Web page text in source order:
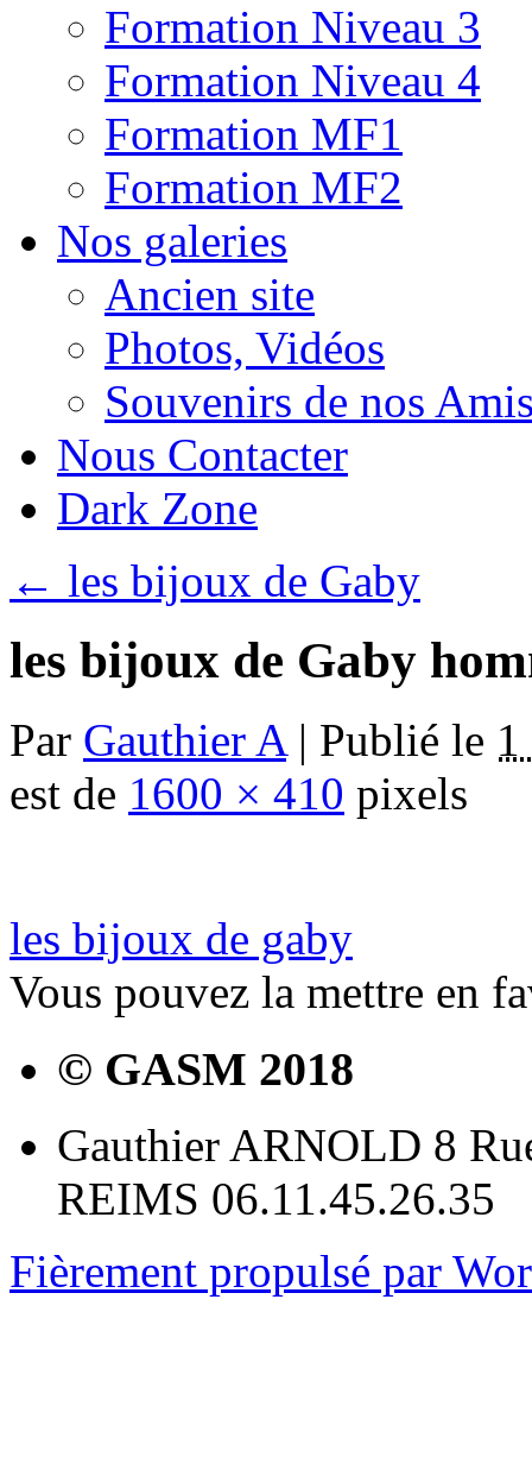
Formation Niveau 3
Formation Niveau 4
Formation MF1
Formation MF2
Nos galeries
Ancien site
Photos, Vidéos
Souvenirs de nos
Nous Contacter
Dark Zone
← les bijoux de Gaby
les bijoux de Gaby
Par Gauthier A | Publié le
est de 1600 × 410 pixels
les bijoux de gaby
Vous pouvez la mettre en
© GASM 2018
Gauthier ARNOLD 8
REIMS 06.11.45.26.35
Fièrement propulsé par